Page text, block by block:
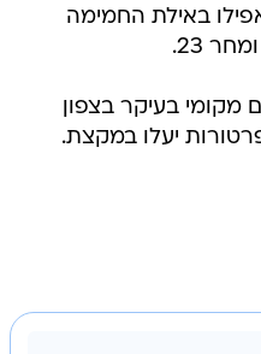
המלח - 24-17, ואפילו באילת החמימה
מקומי בעיקר בצפון
יעלו במקצת.